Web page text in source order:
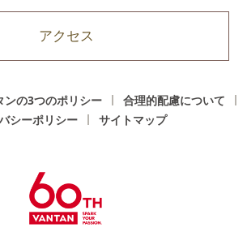
アクセス
ンの3つのポリシー
合理的配慮について
シーポリシー
サイトマップ